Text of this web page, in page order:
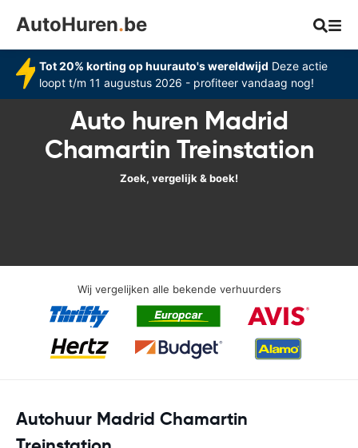
AutoHuren.be
Tot 20% korting op huurauto's wereldwijd Deze actie
loopt t/m 11 augustus 2026 - profiteer vandaag nog!
Auto huren Madrid
Chamartin Treinstation
Zoek, vergelijk & boek!
Wij vergelijken alle bekende verhuurders
Autohuur Madrid Chamartin